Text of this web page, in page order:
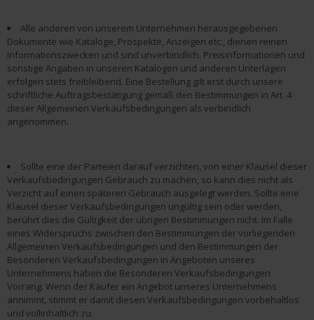
Alle anderen von unserem Unternehmen herausgegebenen
Dokumente wie Kataloge, Prospekte, Anzeigen etc., dienen reinen
Informationszwecken und sind unverbindlich. Preisinformationen und
sonstige Angaben in unseren Katalogen und anderen Unterlagen
erfolgen stets freibleibend. Eine Bestellung gilt erst durch unsere
schriftliche Auftragsbestätigung gemäß den Bestimmungen in Art. 4
dieser Allgemeinen Verkaufsbedingungen als verbindlich
angenommen.
Sollte eine der Parteien darauf verzichten, von einer Klausel dieser
Verkaufsbedingungen Gebrauch zu machen, so kann dies nicht als
Verzicht auf einen späteren Gebrauch ausgelegt werden. Sollte eine
Klausel dieser Verkaufsbedingungen ungültig sein oder werden,
berührt dies die Gültigkeit der übrigen Bestimmungen nicht. Im Falle
eines Widerspruchs zwischen den Bestimmungen der vorliegenden
Allgemeinen Verkaufsbedingungen und den Bestimmungen der
Besonderen Verkaufsbedingungen in Angeboten unseres
Unternehmens haben die Besonderen Verkaufsbedingungen
Vorrang. Wenn der Käufer ein Angebot unseres Unternehmens
annimmt, stimmt er damit diesen Verkaufsbedingungen vorbehaltlos
und vollinhaltlich zu.